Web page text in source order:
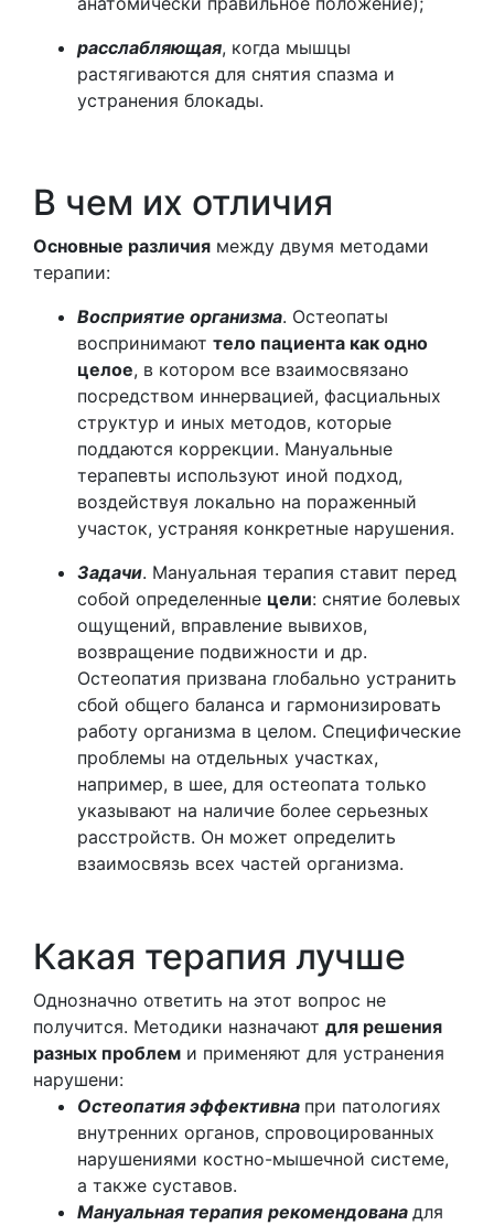
расслабляющая, когда мышцы
растягиваются для снятия спазма и
устранения блокады.
В чем их отличия
Основные различия между двумя методами
терапии:
Восприятие организма. Остеопаты
воспринимают тело пациента как одно
целое, в котором все взаимосвязано
посредством иннервацией, фасциальных
структур и иных методов, которые
поддаются коррекции. Мануальные
терапевты используют иной подход,
воздействуя локально на пораженный
участок, устраняя конкретные нарушения.
Задачи. Мануальная терапия ставит перед
собой определенные цели: снятие болевых
ощущений, вправление вывихов,
возвращение подвижности и др.
Остеопатия призвана глобально устранить
сбой общего баланса и гармонизировать
работу организма в целом. Специфические
проблемы на отдельных участках,
например, в шее, для остеопата только
указывают на наличие более серьезных
расстройств. Он может определить
взаимосвязь всех частей организма.
Какая терапия лучше
Однозначно ответить на этот вопрос не
получится. Методики назначают для решения
разных проблем и применяют для устранения
нарушени:
Остеопатия эффективна при патологиях
внутренних органов, спровоцированных
нарушениями костно-мышечной системе,
а также суставов.
Мануальная терапия рекомендована для